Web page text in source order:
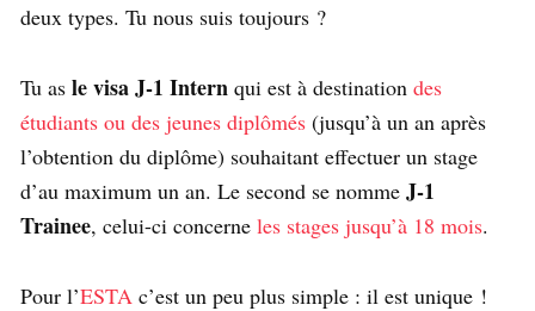
deux types. Tu nous suis toujours ?
Tu as le visa J-1 Intern qui est à destination des
étudiants ou des jeunes diplômés (jusqu’à un an après
l’obtention du diplôme) souhaitant effectuer un stage
d’au maximum un an. Le second se nomme J-1
Trainee, celui-ci concerne les stages jusqu’à 18 mois.
Pour l’ESTA c’est un peu plus simple : il est unique !